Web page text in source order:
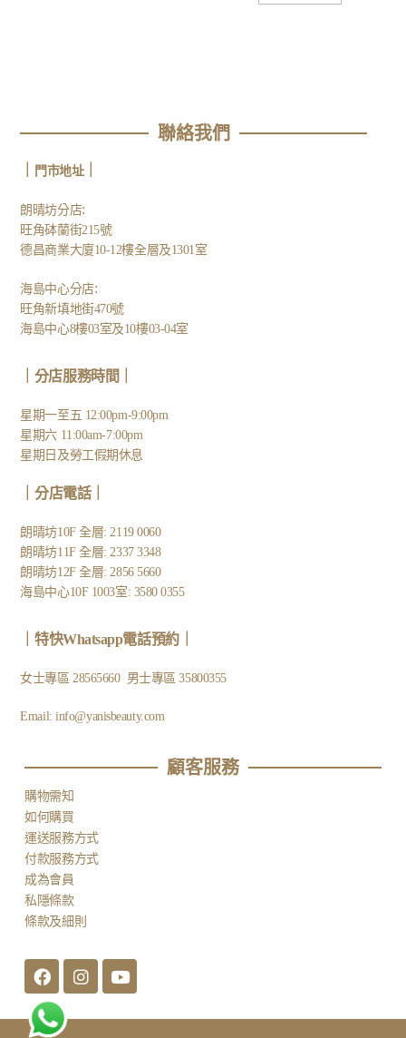
聯絡我們
門市地址｜
朗晴坊分店:
旺角砵蘭街215號
德昌商業大廈10-12樓全層及1301室
海島中心分店:
旺角新填地街470號
海島中心8樓03室及10樓03-04室
｜分店服務時間｜
星期一至五 12:00pm-9:00pm
星期六 11:00am-7:00pm
星期日及勞工假期休息
分店電話｜
朗晴坊10F 全層: 2119 0060
朗晴坊11F 全層: 2337 3348
朗晴坊12F 全層: 2856 5660
海島中心10F 1003室: 3580 0355
特快Whatsapp電話預約｜
女士專區28565660 男士專區35800355
Email:info@yanisbeauty.com
顧客服務​
購物需知
如何購買
運送服務方式
付款服務方式
成為會員
私隱條款
條款及細則